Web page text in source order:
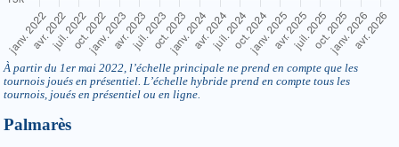
À partir du 1er mai 2022, l’échelle principale ne prend en compte que les
tournois joués en présentiel. L’échelle hybride prend en compte tous les
tournois, joués en présentiel ou en ligne.
Palmarès